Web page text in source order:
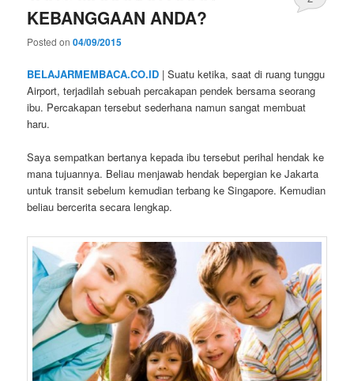
KEBANGGAAN ANDA?
Posted on04/09/2015
BELAJARMEMBACA.CO.ID | Suatu ketika, saat di ruang tunggu
Airport, terjadilah sebuah percakapan pendek bersama seorang
ibu. Percakapan tersebut sederhana namun sangat membuat
haru.
Saya sempatkan bertanya kepada ibu tersebut perihal hendak ke
mana tujuannya. Beliau menjawab hendak bepergian ke Jakarta
untuk transit sebelum kemudian terbang ke Singapore. Kemudian
beliau bercerita secara lengkap.